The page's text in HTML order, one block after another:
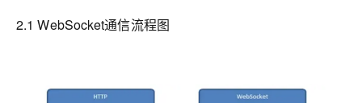
2.1 WebSocket通信流程图